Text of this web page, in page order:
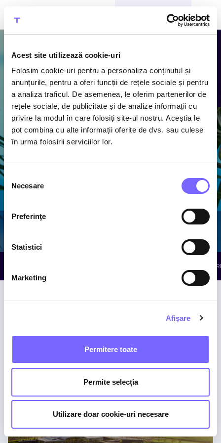
Acest site utilizează cookie-uri
Folosim cookie-uri pentru a personaliza conținutul și
anunțurile, pentru a oferi funcții de rețele sociale și pentru
a analiza traficul. De asemenea, le oferim partenerilor de
rețele sociale, de publicitate și de analize informații cu
privire la modul în care folosiți site-ul nostru. Aceștia le
pot combina cu alte informații oferite de dvs. sau culese
în urma folosirii serviciilor lor.
Selecția
consimțământului
Necesare
Preferinţe
Statistici
Marketing
Afişare
Permitere toate
Permite selecția
Utilizare doar cookie-uri necesare
CUMPĂRĂ BILETE
Atracțiile
Therme
Descoperă piscine cu
apă termală caldă,
Piscine cu Minerale
THE PALM